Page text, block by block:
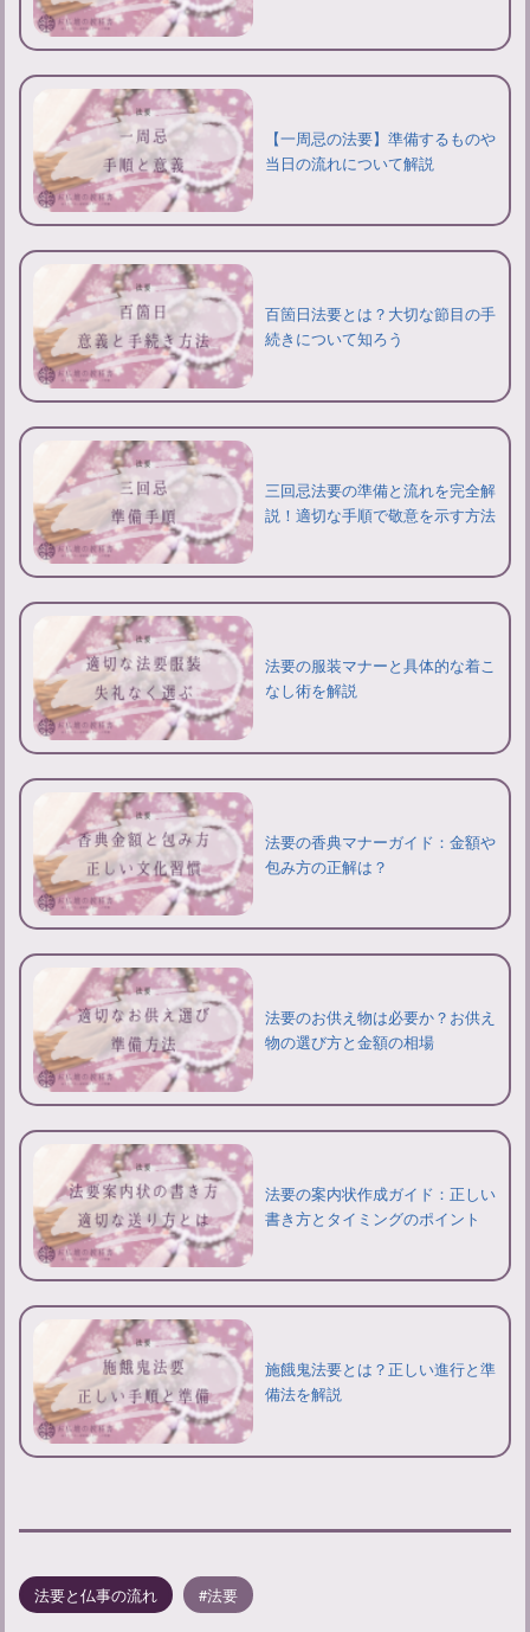
【一周忌の法要】準備するものや
当日の流れについて解説
百箇日法要とは？大切な節目の手
続きについて知ろう
三回忌法要の準備と流れを完全解
説！適切な手順で敬意を示す方法
法要の服装マナーと具体的な着こ
なし術を解説
法要の香典マナーガイド：金額や
包み方の正解は？
法要のお供え物は必要か？お供え
物の選び方と金額の相場
法要の案内状作成ガイド：正しい
書き方とタイミングのポイント
施餓鬼法要とは？正しい進行と準
備法を解説
法要と仏事の流れ 法要